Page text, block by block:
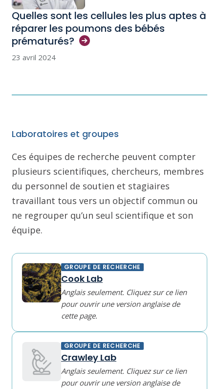
Quelles sont les cellules les plus aptes à
réparer les poumons des bébés
prématurés?
23 avril 2024
Laboratoires et groupes
Ces équipes de recherche peuvent compter
plusieurs scientifiques, chercheurs, membres
du personnel de soutien et stagiaires
travaillant tous vers un objectif commun ou
ne regrouper qu’un seul scientifique et son
équipe.
GROUPE DE RECHERCHE
Cook Lab
Anglais seulement. Cliquez sur ce lien
pour ouvrir une version anglaise de
cette page.
GROUPE DE RECHERCHE
Crawley Lab
Anglais seulement. Cliquez sur ce lien
pour ouvrir une version anglaise de